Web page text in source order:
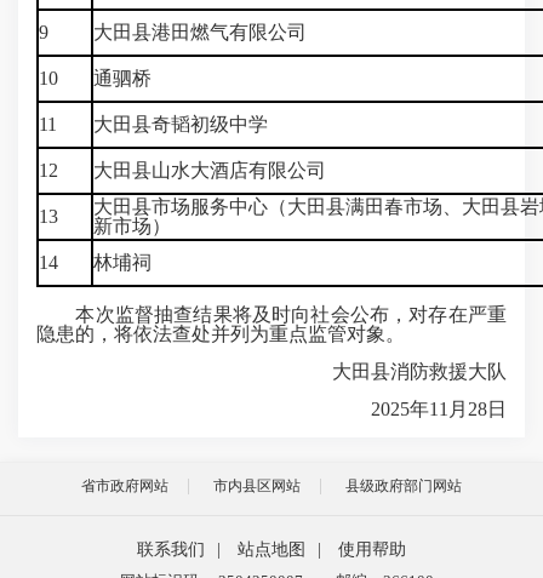
9 大田县港田燃气有限公司
10 通驷桥
11 大田县奇韬初级中学
12 大田县山水大酒店有限公司
13
大田县市场服务中心（大田县满田春市场、大田县岩
新市场）
14
林埔祠
本次监督抽查结果将及时向社会公布，对存在严重
隐患的，将依法查处并列为重点监管对象。
大田县消防救援大队
2025年11月28日
省市政府网站 市内县区网站 县级政府部门网站
联系我们 站点地图
使用帮助